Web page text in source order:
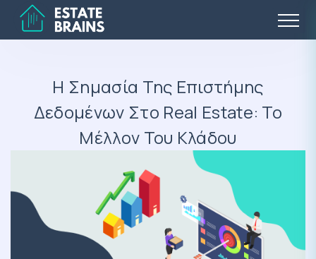
Η Σημασία Της Επιστήμης
Δεδομένων Στο Real Estate: Το
Μέλλον Του Κλάδου